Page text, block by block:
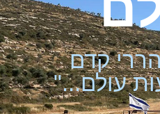
קדם
עולם..."